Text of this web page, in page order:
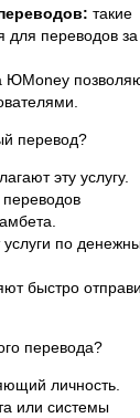
такие
для переводов за
ЮMoney
перевод?
эту услугу.
по
быстро
перевода?
личность.
или системы